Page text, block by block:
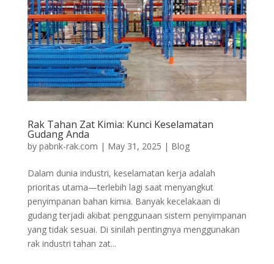
Rak Tahan Zat Kimia: Kunci Keselamatan
Gudang Anda
by pabrik-rak.com | May 31, 2025 | Blog
Dalam dunia industri, keselamatan kerja adalah
prioritas utama—terlebih lagi saat menyangkut
penyimpanan bahan kimia. Banyak kecelakaan di
gudang terjadi akibat penggunaan sistem penyimpanan
yang tidak sesuai. Di sinilah pentingnya menggunakan
rak industri tahan zat...